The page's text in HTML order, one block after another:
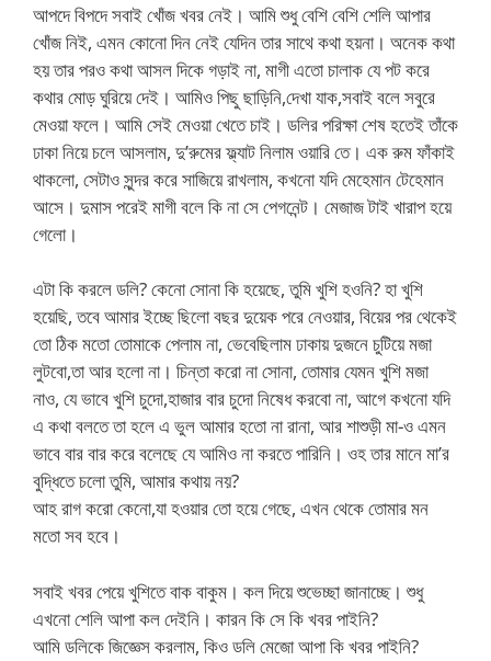
আপদে বিপদে সবাই খোঁজ খবর নেই। আমি শুধু বেশি বেশি শেলি আপার
খোঁজ নিই, এমন কোনো দিন নেই যেদিন তার সাথে কথা হয়না। অনেক কথা
হয় তার পরও কথা আসল দিকে গড়াই না, মাগী এতো চালাক যে পট করে
কথার মোড় ঘুরিয়ে দেই। আমিও পিছু ছাড়িনি,দেখা যাক,সবাই বলে সবুরে
মেওয়া ফলে। আমি সেই মেওয়া খেতে চাই। ডলির পরিক্ষা শেষ হতেই তাঁকে
ঢাকা নিয়ে চলে আসলাম, দু’রুমের ফ্ল্যাট নিলাম ওয়ারি তে। এক রুম ফাঁকাই
থাকলো, সেটাও সুন্দর করে সাজিয়ে রাখলাম, কখনো যদি মেহেমান টেহেমান
আসে। দুমাস পরেই মাগী বলে কি না সে পেগনেন্ট। মেজাজ টাই খারাপ হয়ে
গেলো।
এটা কি করলে ডলি? কেনো সোনা কি হয়েছে, তুমি খুশি হওনি? হা খুশি
হয়েছি, তবে আমার ইচ্ছে ছিলো বছর দুয়েক পরে নেওয়ার, বিয়ের পর থেকেই
তো ঠিক মতো তোমাকে পেলাম না, ভেবেছিলাম ঢাকায় দুজনে চুটিয়ে মজা
লুটবো,তা আর হলো না। চিন্তা করো না সোনা, তোমার যেমন খুশি মজা
নাও, যে ভাবে খুশি চুদো,হাজার বার চুদো নিষেধ করবো না, আগে কখনো যদি
এ কথা বলতে তা হলে এ ভুল আমার হতো না রানা, আর শাশুড়ী মা-ও এমন
ভাবে বার বার করে বলেছে যে আমিও না করতে পারিনি। ওহ তার মানে মা’র
বুদ্ধিতে চলো তুমি, আমার কথায় নয়?
আহ রাগ করো কেনো,যা হওয়ার তো হয়ে গেছে, এখন থেকে তোমার মন
মতো সব হবে।
সবাই খবর পেয়ে খুশিতে বাক বাকুম। কল দিয়ে শুভেচ্ছা জানাচ্ছে। শুধু
এখনো শেলি আপা কল দেইনি। কারন কি সে কি খবর পাইনি?
আমি ডলিকে জিজ্ঞেস করলাম, কিও ডলি মেজো আপা কি খবর পাইনি?